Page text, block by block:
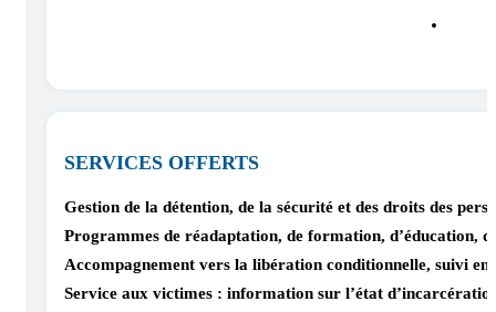
SERVICES OFFERTS
Gestion de la détention, de la sécurité et des droits des
Programmes de réadaptation, de formation, d’éducation,
Accompagnement vers la libération conditionnelle, suivi
Service aux victimes : information sur l’état